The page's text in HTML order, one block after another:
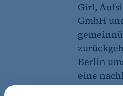
Girl,
GmbH
Berlin
eine